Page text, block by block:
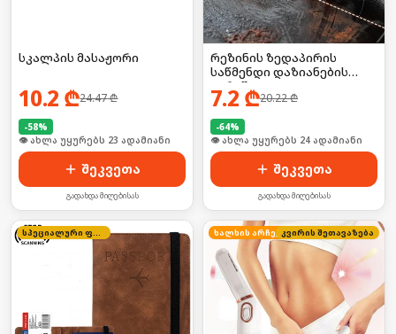
სკალპის მასაჟორი
10.2 ₾24.47₾
-58%
🛒 ბოლო 24სთ-ში იყიდა 36-მა
შეკვეთა
გადახდა მიღებისას
რეზინის ზედაპირის
საწმენდი დაზიანების
გარეშე
7.2 ₾20.22₾
-64%
🛒 ბოლო 24სთ-ში იყიდა 31-მა
შეკვეთა
გადახდა მიღებისას
სპეციალური ფასი ხალხის არჩევანი
კვირის შეთავაზება